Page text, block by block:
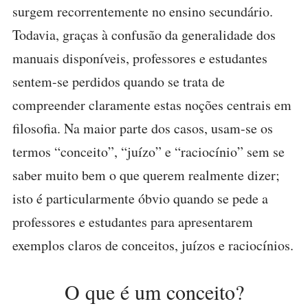
surgem recorrentemente no ensino secundário.
Todavia, graças à confusão da generalidade dos
manuais disponíveis, professores e estudantes
sentem-se perdidos quando se trata de
compreender claramente estas noções centrais em
filosofia. Na maior parte dos casos, usam-se os
termos “conceito”, “juízo” e “raciocínio” sem se
saber muito bem o que querem realmente dizer;
isto é particularmente óbvio quando se pede a
professores e estudantes para apresentarem
exemplos claros de conceitos, juízos e raciocínios.
O que é um conceito?